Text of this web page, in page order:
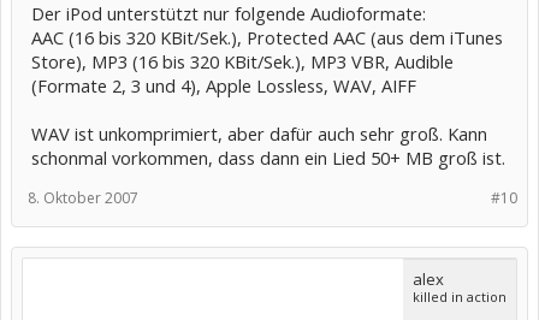
Der iPod unterstützt nur folgende Audioformate:
AAC (16 bis 320 KBit/Sek.), Protected AAC (aus dem iTunes
Store), MP3 (16 bis 320 KBit/Sek.), MP3 VBR, Audible
(Formate 2, 3 und 4), Apple Lossless, WAV, AIFF
WAV ist unkomprimiert, aber dafür auch sehr groß. Kann
schonmal vorkommen, dass dann ein Lied 50+ MB groß ist.
#10
8. Oktober 2007
alex
killed in action